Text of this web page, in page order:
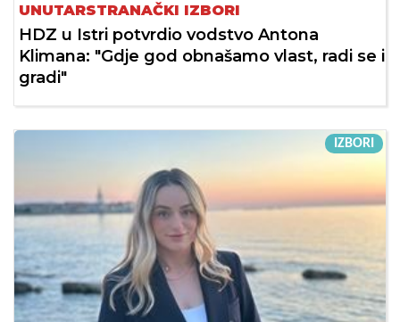
UNUTARSTRANAČKI IZBORI
HDZ u Istri potvrdio vodstvo Antona
Klimana: "Gdje god obnašamo vlast, radi se i
gradi"
IZBORI